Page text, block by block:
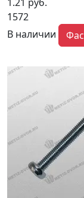
1572
В наличии